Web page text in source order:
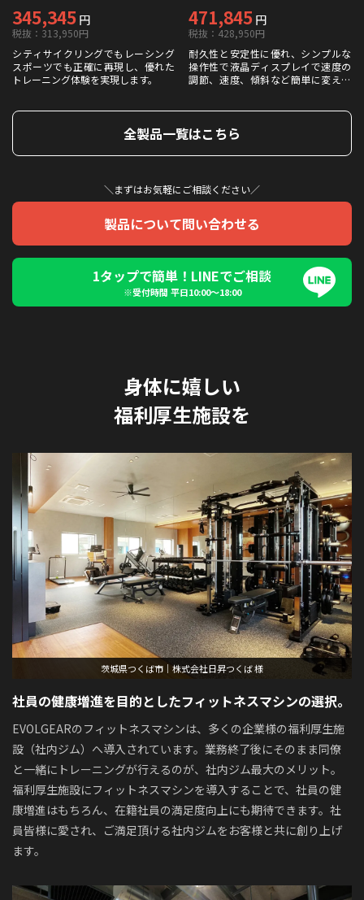
345,345 円
税抜：313,950円
シティサイクリングでもレーシング
スポーツでも正確に再現し、優れた
トレーニング体験を実現します。
471,845 円
税抜：428,950円
耐久性と安定性に優れ、シンプルな
操作性で液晶ディスプレイで速度の
調節、速度、傾斜など簡単に変えら
初心者の方でも安全にご利用できま
す。
全製品一覧はこちら
＼まずはお気軽にご相談ください／
製品について問い合わせる
1タップで簡単！LINEでご相談
※受付時間 平日10:00〜18:00
身体に嬉しい
福利厚生施設を
茨城県つくば市｜株式会社日昇つくば 様
社員の健康増進を目的としたフィットネスマシンの選択。
EVOLGEARのフィットネスマシンは、多くの企業様の福利厚生施
設（社内ジム）へ導入されています。業務終了後にそのまま同僚
と一緒にトレーニングが行えるのが、社内ジム最大のメリット。
福利厚生施設にフィットネスマシンを導入することで、社員の健
康増進はもちろん、在籍社員の満足度向上にも期待できます。社
員皆様に愛され、ご満足頂ける社内ジムをお客様と共に創り上げ
ます。